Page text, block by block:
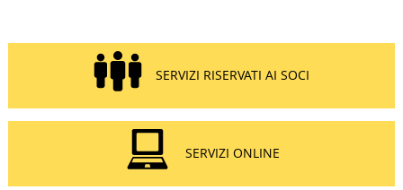
SERVIZI RISERVATI AI SOCI
SERVIZI ONLINE